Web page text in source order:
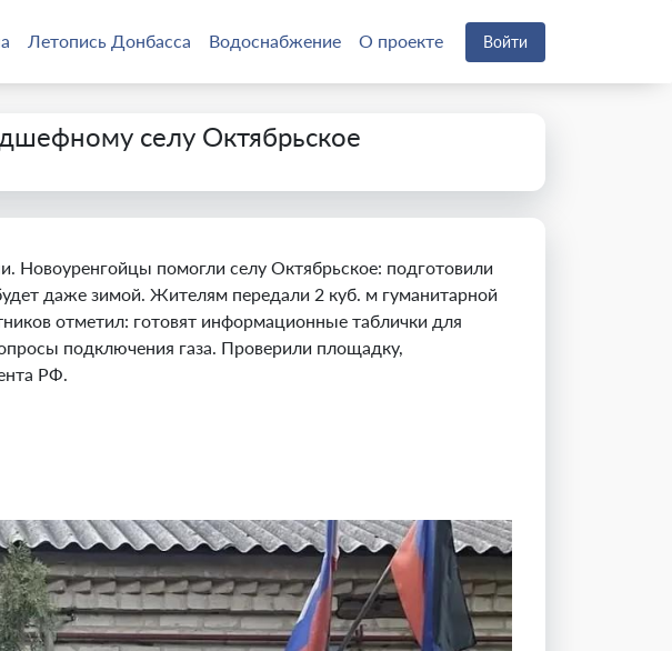
Летопись Донбасса Водоснабжение О проекте Войти
селу Октябрьское
Новоуренгойцы помогли селу Октябрьское: подготовили
даже зимой. Жителям передали 2 куб. м гуманитарной
отметил: готовят информационные таблички для
подключения газа. Проверили площадку,
РФ.